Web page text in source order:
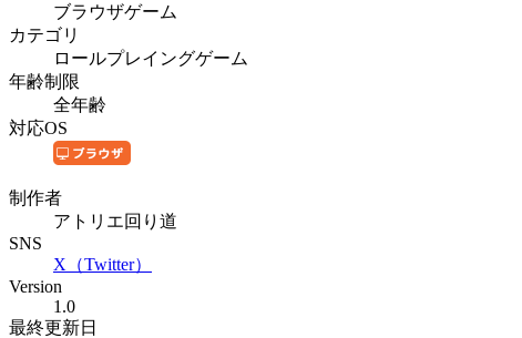
ブラウザゲーム
カテゴリ
ロールプレイングゲーム
年齢制限
全年齢
対応OS
制作者
アトリエ回り道
SNS
X（Twitter）
Version
1.0
最終更新日